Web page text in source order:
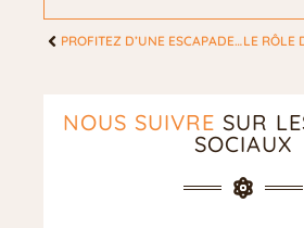
PROFITEZ D’UNE ESCAPADE DE PÂQUES INOUBLIABLE DANS UNE RÉSIDENCE DE VACANCES
NOUS SUIVRE SUR
SOCIAUX